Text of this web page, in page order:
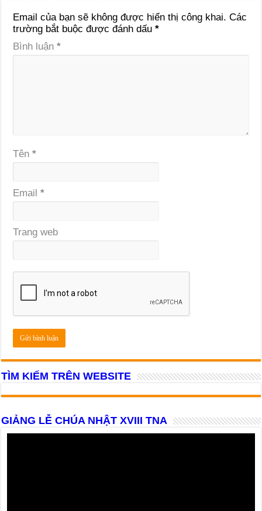
Email của bạn sẽ không được hiển thị công khai. Các
trường bắt buộc được đánh dấu*
Bình luận*
Tên*
Email*
Trang web
TÌM KIẾM TRÊN WEBSITE
GIẢNG LỄ CHÚA NHẬT XVIII TNA